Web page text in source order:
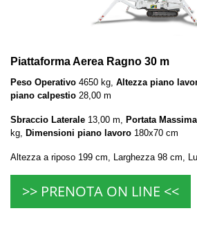
Piattaforma Aerea Ragno 30 m
Peso Operativo 4650 kg, Altezza piano
piano calpestio 28,00 m
Sbraccio Laterale 13,00 m, Portata
kg, Dimensioni piano lavoro 180x70 cm
Altezza a riposo 199 cm, Larghezza 98 cm,
>> PRENOTA ON LINE <<